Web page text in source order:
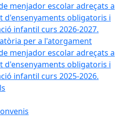
menjador escolar adreçats a
d'ensenyaments obligatoris i
infantil curs 2026-2027.
per a l'atorgament
menjador escolar adreçats a
d'ensenyaments obligatoris i
infantil curs 2025-2026.